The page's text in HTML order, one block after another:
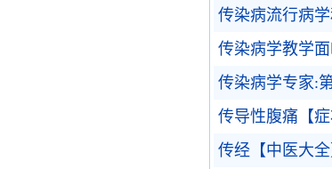
传染病流行病学
传染病学教学
传染病学专家:
传导性腹痛【症
传经【中医大全